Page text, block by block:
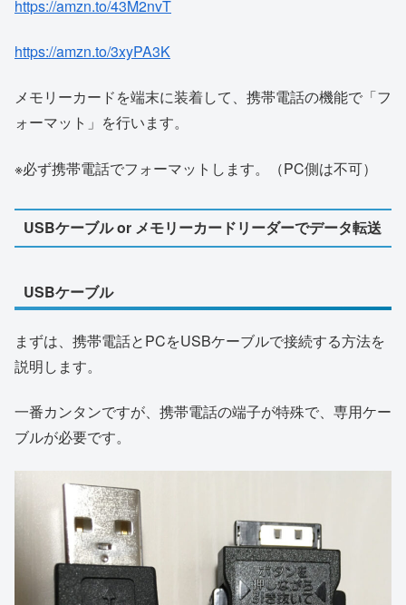
https://amzn.to/43M2nvT
https://amzn.to/3xyPA3K
メモリーカードを端末に装着して、携帯電話の機能で「フ
ォーマット」を行います。
※必ず携帯電話でフォーマットします。（PC側は不可）
USBケーブル or メモリーカードリーダーでデータ転送
USBケーブル
まずは、携帯電話とPCをUSBケーブルで接続する方法を
説明します。
一番カンタンですが、携帯電話の端子が特殊で、専用ケー
ブルが必要です。